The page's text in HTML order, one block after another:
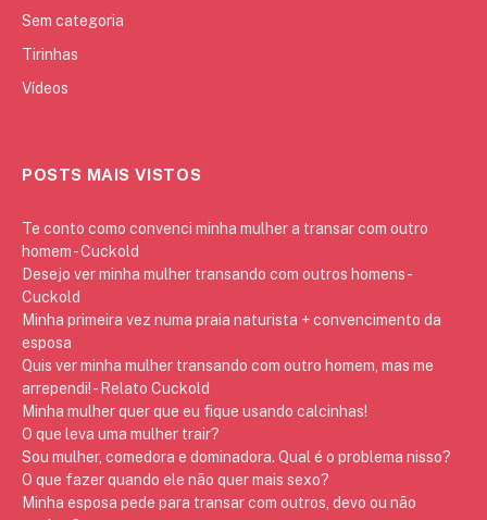
Sem categoria
Tirinhas
Vídeos
POSTS MAIS VISTOS
Te conto como convenci minha mulher a transar com outro
homem - Cuckold
Desejo ver minha mulher transando com outros homens -
Cuckold
Minha primeira vez numa praia naturista + convencimento da
esposa
Quis ver minha mulher transando com outro homem, mas me
arrependi! - Relato Cuckold
Minha mulher quer que eu fique usando calcinhas!
O que leva uma mulher trair?
Sou mulher, comedora e dominadora. Qual é o problema nisso?
O que fazer quando ele não quer mais sexo?
Minha esposa pede para transar com outros, devo ou não